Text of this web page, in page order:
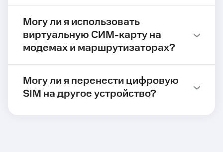
Могу ли я использовать
виртуальную СИМ-карту на
модемах и маршрутизаторах?
Могу ли я перенести цифровую
SIM на другое устройство?